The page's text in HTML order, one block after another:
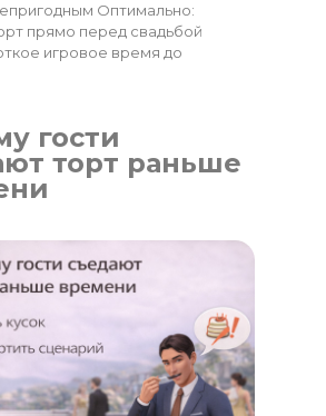
Оптимально:
прямо перед свадьбой
игровое время до
гости
торт раньше